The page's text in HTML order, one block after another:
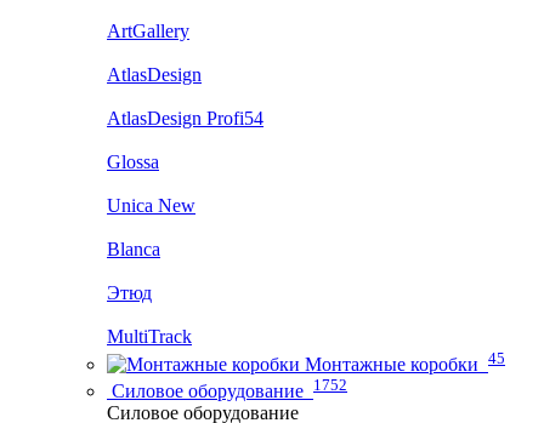
ArtGallery
AtlasDesign
AtlasDesign Profi54
Glossa
Unica New
Blanca
Этюд
MultiTrack
Монтажные коробки 45
Силовое оборудование 1752
Силовое оборудование